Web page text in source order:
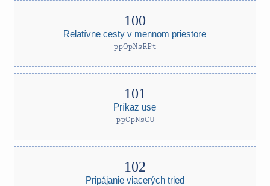
Relatívne cesty v mennom priestore
ppOpNsRPt
Príkaz use
ppOpNsCU
Pripájanie viacerých tried